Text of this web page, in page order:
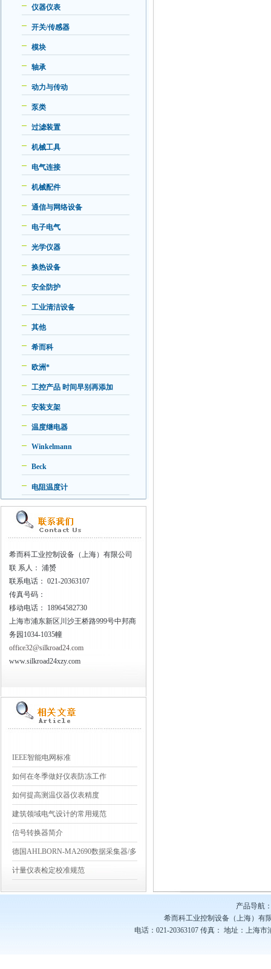
仪器仪表
开关/传感器
模块
轴承
动力与传动
泵类
过滤装置
机械工具
电气连接
机械配件
通信与网络设备
电子电气
光学仪器
换热设备
安全防护
工业清洁设备
其他
希而科
欧洲*
工控产品 时间早别再添加
安装支架
温度继电器
Winkelmann
Beck
电阻温度计
希而科工业控制设备（上海）有限公司
联 系人： 浦赟
联系电话： 021-20363107
传真号码：
移动电话：
18964582730
上海市浦东新区川沙王桥路999号中邦商
务园1034-1035幢
office32@silkroad24.com
www.silkroad24xzy.com
IEEE智能电网标准
如何在冬季做好仪表防冻工作
如何提高测温仪器仪表精度
建筑领域电气设计的常用规范
信号转换器简介
德国AHLBORN-MA2690数据采集器/多
点测量
计量仪表检定校准规范
产品导航
希而科工业控制设备（上海）有
电话：021-20363107 传真： 地址：上海市